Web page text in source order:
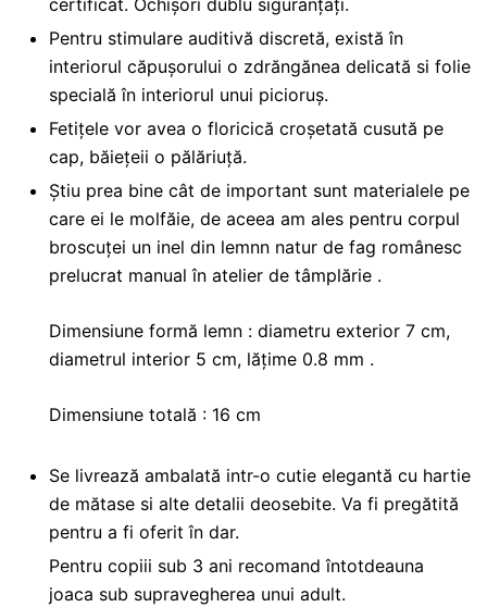
certificat. Ochișori dublu siguranțați.
Pentru stimulare auditivă discretă, există în
interiorul căpușorului o zdrăngănea delicată si folie
specială în interiorul unui picioruș.
Fetițele vor avea o floricică croșetată cusută pe
cap, băiețeii o pălăriuță.
Știu prea bine cât de important sunt materialele pe
care ei le molfăie, de aceea am ales pentru corpul
broscuței un inel din lemnn natur de fag românesc
prelucrat manual în atelier de tâmplărie .
Dimensiune formă lemn : diametru exterior 7 cm,
diametrul interior 5 cm, lățime 0.8 mm .
Dimensiune totală : 16 cm
Se livrează ambalată intr-o cutie elegantă cu hartie
de mătase si alte detalii deosebite. Va fi pregătită
pentru a fi oferit în dar.
Pentru copiii sub 3 ani recomand întotdeauna
joaca sub supravegherea unui adult.